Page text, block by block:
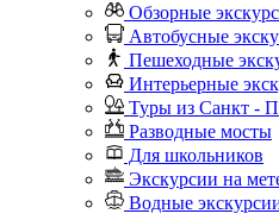
Обзорные
Автобусные
Пешеходные
Интерьерные
Туры из Санкт -
Разводные мосты
Для школьников
Экскурсии на
Водные